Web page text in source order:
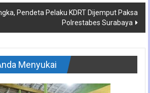
Pendeta Pelaku KDRT Dijemput Paksa
Polrestabes Surabaya
Menyukai